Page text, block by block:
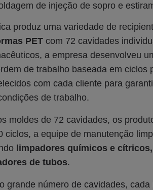
de injeção de sopro e
produz uma variedade de
PET com 72 cavidades
a empresa desenvolveu
de trabalho baseada em
com cada cliente para
de trabalho.
moldes de 72 cavidades, os
ciclos, a equipe de manutenção
limpadores químicos e
de tubos.
grande número de cavidades,